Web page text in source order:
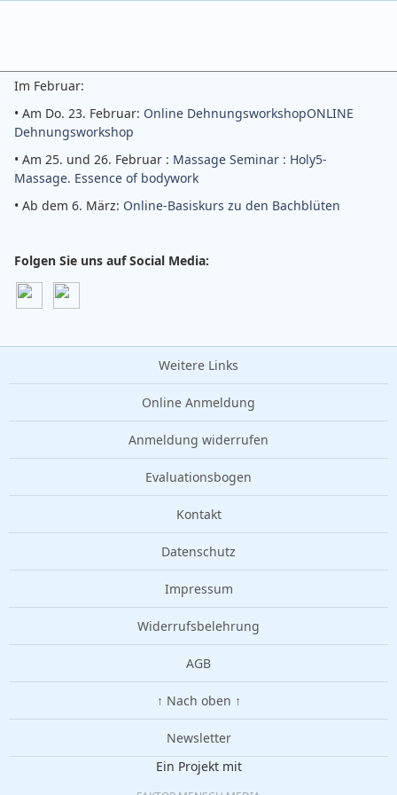
Im Februar:
• Am Do. 23. Februar: Online DehnungsworkshopONLINE
Dehnungsworkshop
• Am 25. und 26. Februar : Massage Seminar : Holy5-
Massage. Essence of bodywork
• Ab dem 6. März: Online-Basiskurs zu den Bachblüten
Folgen Sie uns auf Social Media:
Weitere Links
Online Anmeldung
Anmeldung widerrufen
Evaluationsbogen
Kontakt
Datenschutz
Impressum
Widerrufsbelehrung
AGB
↑ Nach oben ↑
Newsletter
Ein Projekt mit